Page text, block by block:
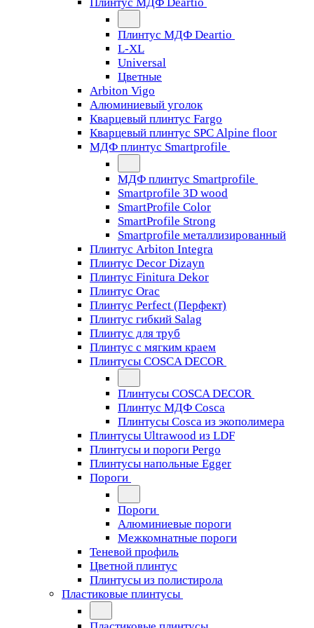
Плинтус МДФ Deartio
L-XL
Universal
Цветные
Arbiton Vigo
Алюминиевый уголок
Кварцевый плинтус Fargo
Кварцевый плинтус SPC Alpine floor
МДФ плинтус Smartprofile
МДФ плинтус Smartprofile
Smartprofile 3D wood
SmartProfile Color
SmartProfile Strong
Smartprofile металлизированный
Плинтус Arbiton Integra
Плинтус Decor Dizayn
Плинтус Finitura Dekor
Плинтус Orac
Плинтус Perfect (Перфект)
Плинтус гибкий Salag
Плинтус для труб
Плинтус с мягким краем
Плинтусы COSCA DECOR
Плинтусы COSCA DECOR
Плинтус МДФ Cosca
Плинтусы Cosca из экополимера
Плинтусы Ultrawood из LDF
Плинтусы и пороги Pergo
Плинтусы напольные Egger
Пороги
Пороги
Алюминиевые пороги
Межкомнатные пороги
Теневой профиль
Цветной плинтус
Плинтусы из полистирола
Пластиковые плинтусы